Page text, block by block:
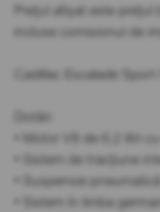
Prețul afișat este
incluse comisionul de
Cadillac Escalade
Dotări:
• Motor V8 de 6,2 litri
• Sistem de tracțiune
• Suspensie
• Sistem în limba